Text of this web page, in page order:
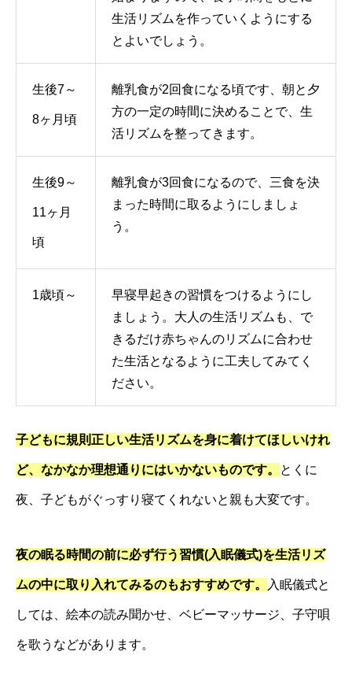
生活リズムを作っていくようにする
とよいでしょう。
生後7～
8ヶ月頃
離乳食が2回食になる頃です、朝と夕
方の一定の時間に決めることで、生
活リズムを整ってきます。
生後9～
11ヶ月
頃
離乳食が3回食になるので、三食を決
まった時間に取るようにしましょ
う。
1歳頃～
早寝早起きの習慣をつけるようにし
ましょう。大人の生活リズムも、で
きるだけ赤ちゃんのリズムに合わせ
た生活となるように工夫してみてく
ださい。
子どもに規則正しい生活リズムを身に着けてほしいけれ
ど、なかなか理想通りにはいかないものです。 とくに
夜、子どもがぐっすり寝てくれないと親も大変です。
夜の眠る時間の前に必ず行う習慣(入眠儀式)を生活リズ
ムの中に取り入れてみるのもおすすめです。 入眠儀式と
しては、絵本の読み聞かせ、ベビーマッサージ、子守唄
を歌うなどがあります。